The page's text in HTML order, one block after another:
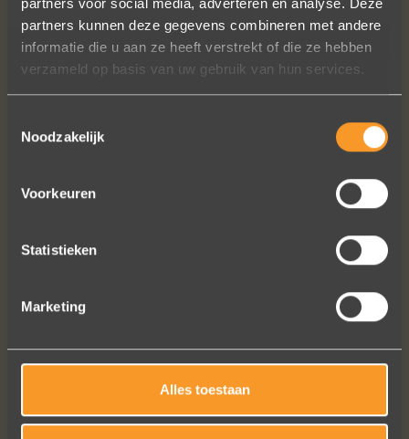
partners kunnen deze gegevens combineren met andere
informatie die u aan ze heeft verstrekt of die ze hebben
verzameld op basis van uw gebruik van hun services.
Noodzakelijk
Voorkeuren
Statistieken
Marketing
Alles toestaan
Wat een vakmanschap! De sierraden
zijn gewoon prachtig en subtiel
tegelijk. Héél veel waar voor je geld. In
het echt zijn ze eigenlijk mooier dan
op de foto's.
contact met je onderhouden alsof je
Het is eigenlijk een feestje om bij Wim